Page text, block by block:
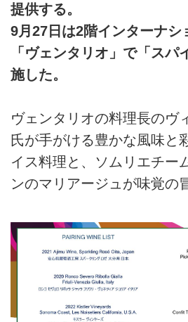
提供する。
9月27日は2階インターナシ
「ヴェンタリオ」で「スパ
施した。
ヴェンタリオの料理長のヴ
氏が手がける豊かな風味と
イス料理と、ソムリエチー
ンのマリアージュが味覚の